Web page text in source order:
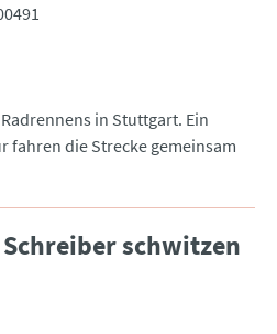
in Stuttgart. Ein
fahren die Strecke gemeinsam
schwitzen